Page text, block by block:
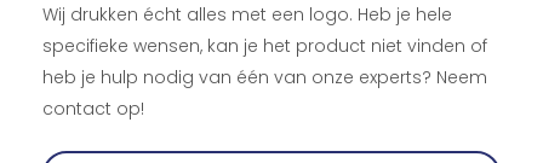
Wij drukken écht alles met een logo. Heb je hele
specifieke wensen, kan je het product niet vinden of
heb je hulp nodig van één van onze experts? Neem
contact op!